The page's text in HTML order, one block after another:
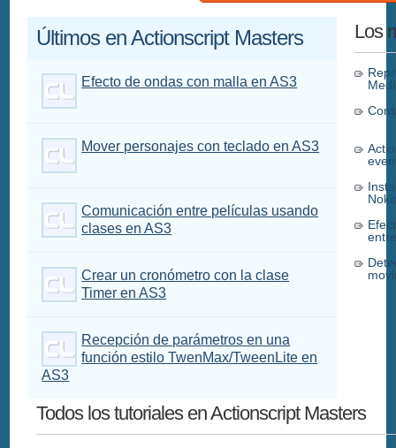
Últimos en Actionscript Masters
Efecto de ondas con malla en AS3
Mover personajes con teclado en AS3
Comunicación entre películas usando
clases en AS3
Crear un cronómetro con la clase
Timer en AS3
Recepción de parámetros en una
función estilo TwenMax/TweenLite en
AS3
Los
Todos los tutoriales en Actionscript Masters